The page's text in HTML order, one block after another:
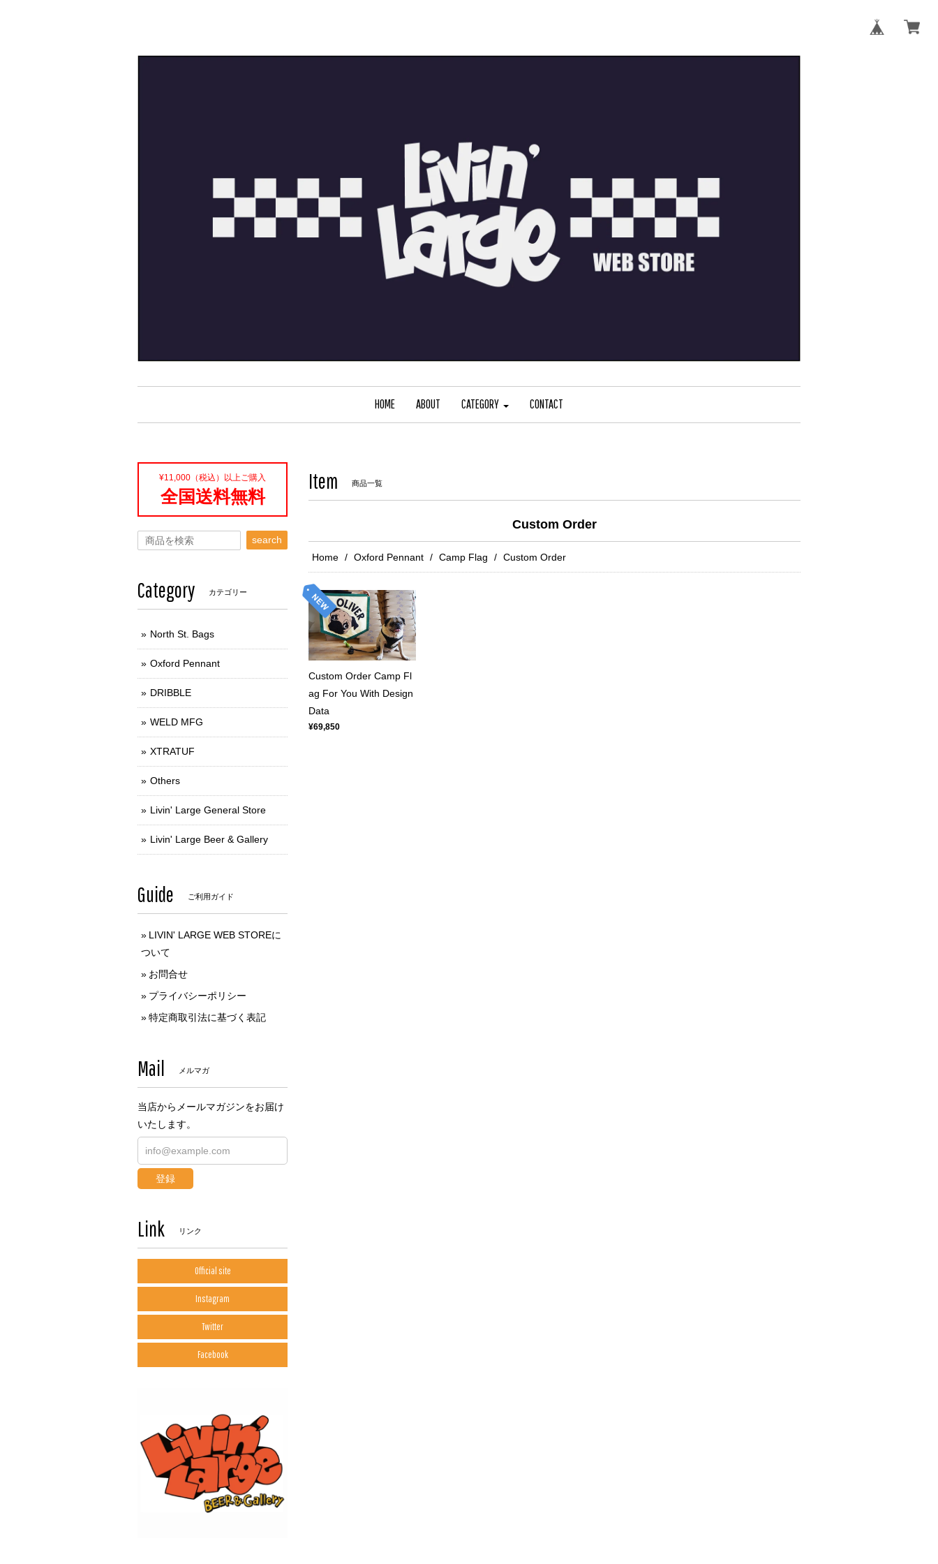
HOME ABOUT CATEGORY CONTACT
Item 商品一覧
Custom Order
Home Oxford Pennant Camp Flag Custom Order
Custom Order Camp Fl
ag For You With Design
Data
¥69,850
¥11,000（税込）以上ご購入
全国送料無料
search
Category カテゴリー
North St. Bags
Oxford Pennant
DRIBBLE
WELD MFG
XTRATUF
Others
Livin' Large General Store
Livin' Large Beer & Gallery
Guide ご利用ガイド
LIVIN' LARGE WEB STOREに
ついて
お問合せ
プライバシーポリシー
特定商取引法に基づく表記
Mail メルマガ
当店からメールマガジンをお届け
いたします。
登録
Link リンク
Official site
Instagram
Twitter
Facebook